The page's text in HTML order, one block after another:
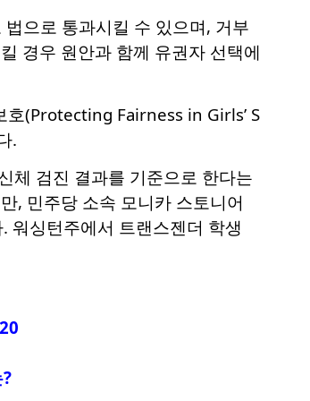
으로 통과시킬 수 있으며, 거부
경우 원안과 함께 유권자 선택에
호(Protecting Fairness in Girls’ S
.
체 검진 결과를 기준으로 한다는
, 민주당 소속 모니카 스토니어
워싱턴주에서 트랜스젠더 학생